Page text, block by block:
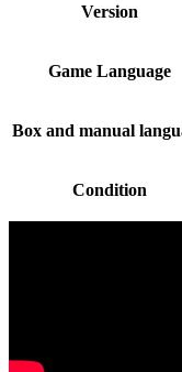
Version
Game Language
Box and manual
Condition